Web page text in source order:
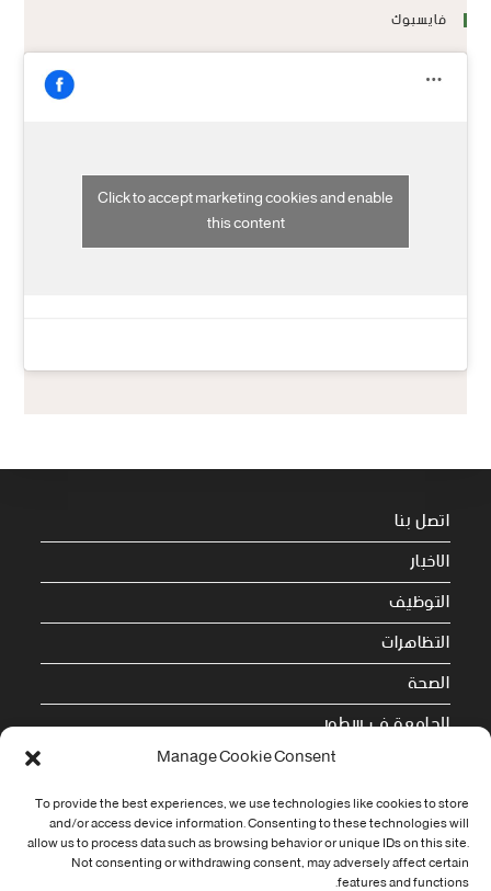
Manage Cookie Consent
To provide the best experiences, we use technologies like cookies to store
and/or access device information. Consenting to these technologies will
allow us to process data such as browsing behavior or unique IDs on this site.
Not consenting or withdrawing consent, may adversely affect certain
features and functions.
فايسبوك
Click to accept marketing cookies and enable
this content
اتصل بنا
الاخبار
التوظيف
التظاهرات
الصحة
الجامعة في سطور
Cookie Policy (EU)
معلومات الاتصال
Address: